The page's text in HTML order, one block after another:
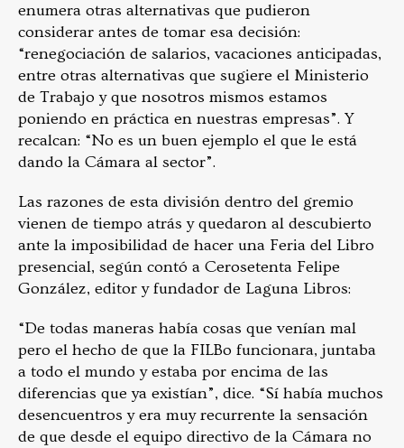
enumera otras alternativas que pudieron
considerar antes de tomar esa decisión:
“renegociación de salarios, vacaciones anticipadas,
entre otras alternativas que sugiere el Ministerio
de Trabajo y que nosotros mismos estamos
poniendo en práctica en nuestras empresas”. Y
recalcan: “No es un buen ejemplo el que le está
dando la Cámara al sector”.
Las razones de esta división dentro del gremio
vienen de tiempo atrás y quedaron al descubierto
ante la imposibilidad de hacer una Feria del Libro
presencial, según contó a Cerosetenta Felipe
González, editor y fundador de Laguna Libros:
“De todas maneras había cosas que venían mal
pero el hecho de que la FILBo funcionara, juntaba
a todo el mundo y estaba por encima de las
diferencias que ya existían”, dice. “Sí había muchos
desencuentros y era muy recurrente la sensación
de que desde el equipo directivo de la Cámara no